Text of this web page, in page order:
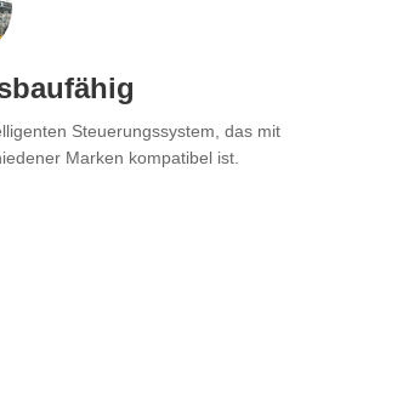
Steuerungssystem, das mit
Marken kompatibel ist.